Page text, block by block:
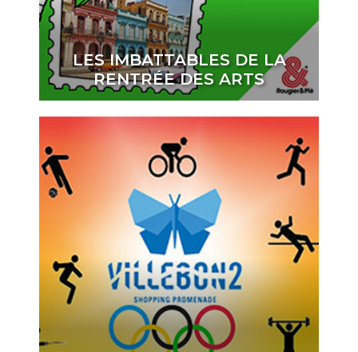
LES IMBATTABLES DE LA
RENTRÉE DES ARTS